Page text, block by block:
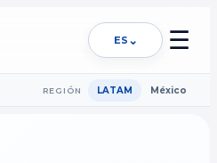
ES ⌄ ☰
REGIÓN LATAM México